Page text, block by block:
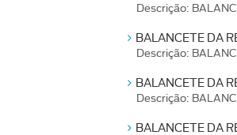
Descrição:
BALANCETE DA
Descrição:
BALANCETE DA
Descrição:
BALANCETE DA